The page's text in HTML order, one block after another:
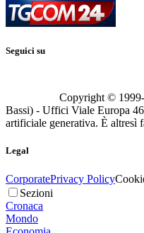
Seguici su
Copyright © 1999-
Bassi) - Uffici Viale Europa
artificiale generativa. È altresì
Legal
CorporatePrivacy Policy
Sezioni
Cronaca
Mondo